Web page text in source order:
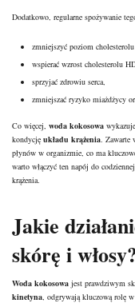
Dodatkowo, regularne spożywanie
zmniejszyć poziom
wspierać wzrost cholesterolu
sprzyjać zdrowiu serca,
zmniejszać ryzyko miażdżycy
Co więcej, woda kokosowa
kondycję układu krążenia . Zawarte
płynów w organizmie, co ma
warto włączyć ten napój do
krążenia.
Jakie
skórę i
Woda kokosowa jest prawdziwym
kinetyna , odgrywają kluczową rolę